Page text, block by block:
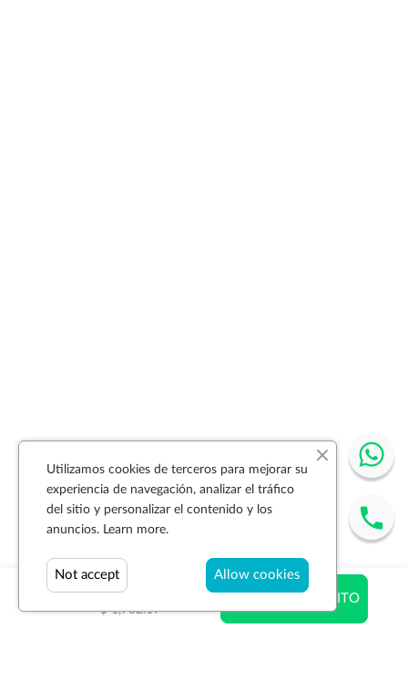
$ 1,039.69
$ 1,762.19
AÑADIR AL CARRITO
Utilizamos cookies de terceros para mejorar su
experiencia de navegación, analizar el tráfico
del sitio y personalizar el contenido y los
anuncios. Learn more.
Allow cookies
Not accept